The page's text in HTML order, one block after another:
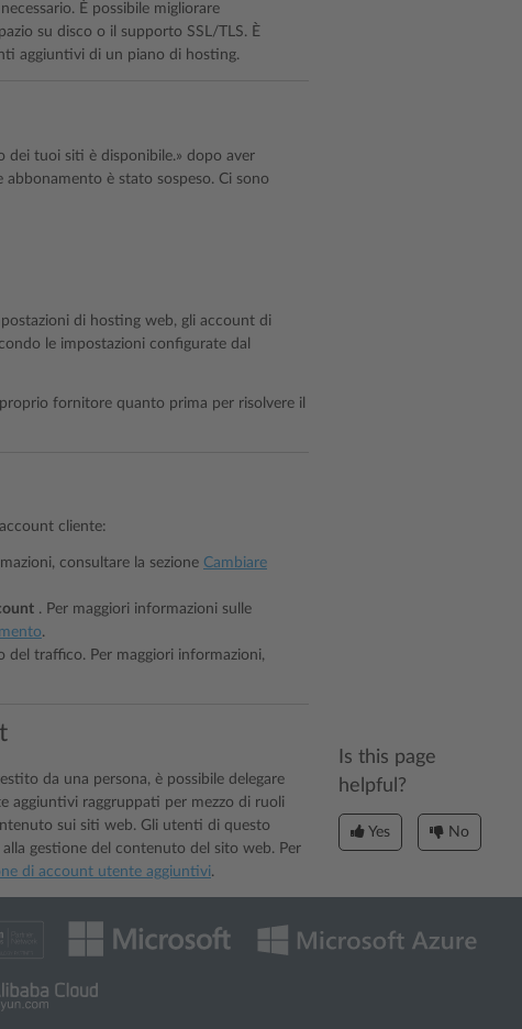
È possibile migliorare
su disco o il supporto SSL/TLS. È
aggiuntivi di un piano di hosting.
dei tuoi siti è disponibile.» dopo aver
è stato sospeso. Ci sono
di hosting web, gli account di
le impostazioni configurate dal
fornitore quanto prima per risolvere il
cliente:
consultare la sezione Cambiare
. Per maggiori informazioni sulle
.
del traffico. Per maggiori informazioni,
da una persona, è possibile delegare
aggiuntivi raggruppati per mezzo di ruoli
sui siti web. Gli utenti di questo
gestione del contenuto del sito web. Per
di account utente aggiuntivi.
Is this page
helpful?
Yes No